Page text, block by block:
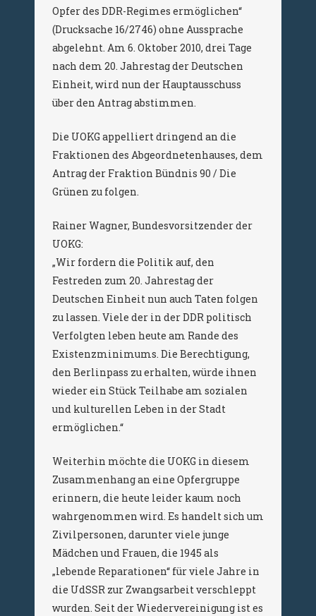
Opfer des DDR-Regimes ermöglichen“
(Drucksache 16/2746) ohne Aussprache
abgelehnt. Am 6. Oktober 2010, drei Tage
nach dem 20. Jahrestag der Deutschen
Einheit, wird nun der Hauptausschuss
über den Antrag abstimmen.
Die UOKG appelliert dringend an die
Fraktionen des Abgeordnetenhauses, dem
Antrag der Fraktion Bündnis 90 / Die
Grünen zu folgen.
Rainer Wagner, Bundesvorsitzender der
UOKG:
„Wir fordern die Politik auf, den
Festreden zum 20. Jahrestag der
Deutschen Einheit nun auch Taten folgen
zu lassen. Viele der in der DDR politisch
Verfolgten leben heute am Rande des
Existenzminimums. Die Berechtigung,
den Berlinpass zu erhalten, würde ihnen
wieder ein Stück Teilhabe am sozialen
und kulturellen Leben in der Stadt
ermöglichen.“
Weiterhin möchte die UOKG in diesem
Zusammenhang an eine Opfergruppe
erinnern, die heute leider kaum noch
wahrgenommen wird. Es handelt sich um
Zivilpersonen, darunter viele junge
Mädchen und Frauen, die 1945 als
„lebende Reparationen“ für viele Jahre in
die UdSSR zur Zwangsarbeit verschleppt
wurden. Seit der Wiedervereinigung ist es